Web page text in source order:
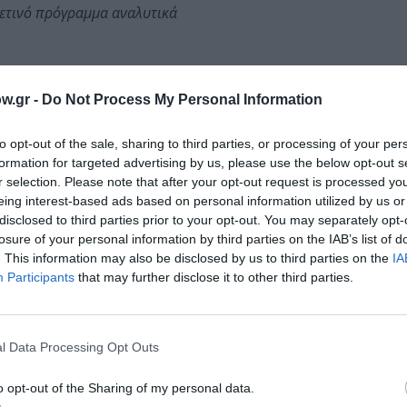
- Do Not Process My Personal Information
opt-out of the sale, sharing to third parties, or processing of your
for targeted advertising by us, please use the below opt-out
selection. Please note that after your opt-out request is processed
interest-based ads based on personal information utilized by us
to third parties prior to your opt-out. You may separately
of your personal information by third parties on the IAB’s list of
This information may also be disclosed by us to third parties on the
Participants that may further disclose it to other third parties.
Data Processing Opt Outs
opt-out of the Sharing of my personal data.
πρόγραμμα αναλυτικά
Μοσχόπουλο στο Αρχαίο Θέατρο Επιδαύρου
Σκηνοθεσία: Παρκ Τσαν Γουκ
Λινκλέιτερ
158’) Σκηνοθεσία: Κλέμπερ Μεντόνσα Φίλιο
118’) Σκηνοθεσία: Λουσίλ Χατζιχαλίλοβιτς
Λούκα Γκουαντανίνο
Σουίνι
Μπι Γκαν